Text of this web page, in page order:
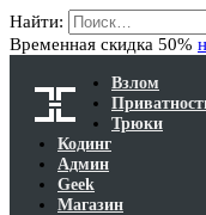
Найти:
Временная скидка 50%
Взлом
Трюки
Кодинг
Админ
Geek
Магазин